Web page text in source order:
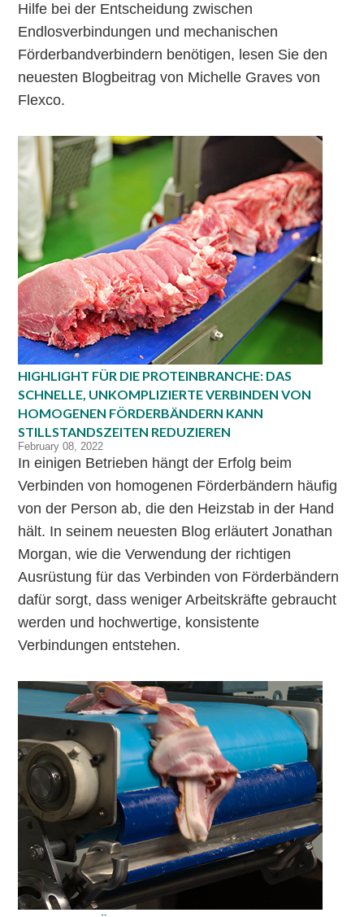
Hilfe bei der Entscheidung zwischen
Endlosverbindungen und mechanischen
Förderbandverbindern benötigen, lesen Sie den
neuesten Blogbeitrag von Michelle Graves von
Flexco.
HIGHLIGHT FÜR DIE PROTEINBRANCHE: DAS
SCHNELLE, UNKOMPLIZIERTE VERBINDEN VON
HOMOGENEN FÖRDERBÄNDERN KANN
STILLSTANDSZEITEN REDUZIEREN
February 08, 2022
In einigen Betrieben hängt der Erfolg beim
Verbinden von homogenen Förderbändern häufig
von der Person ab, die den Heizstab in der Hand
hält. In seinem neuesten Blog erläutert Jonathan
Morgan, wie die Verwendung der richtigen
Ausrüstung für das Verbinden von Förderbändern
dafür sorgt, dass weniger Arbeitskräfte gebraucht
werden und hochwertige, konsistente
Verbindungen entstehen.